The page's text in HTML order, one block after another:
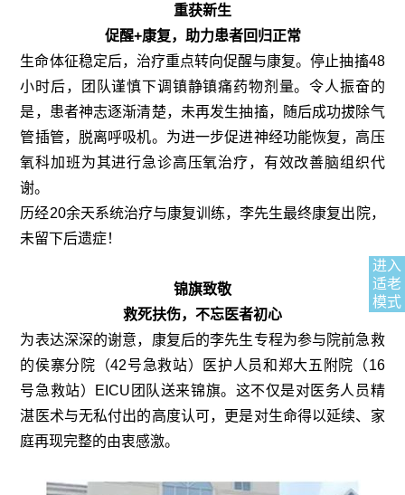
进入
适老
模式
重获新生
促醒+康复，助力患者回归正常
生命体征稳定后，治疗重点转向促醒与康复。停止抽搐48
小时后，团队谨慎下调镇静镇痛药物剂量。令人振奋的
是，患者神志逐渐清楚，未再发生抽搐，随后成功拔除气
管插管，脱离呼吸机。为进一步促进神经功能恢复，高压
氧科加班为其进行急诊高压氧治疗，有效改善脑组织代
谢。
历经20余天系统治疗与康复训练，李先生最终康复出院，
未留下后遗症！
锦旗致敬
救死扶伤，不忘医者初心
为表达深深的谢意，康复后的李先生专程为参与院前急救
的侯寨分院（42号急救站）医护人员和郑大五附院（16
号急救站）EICU团队送来锦旗。这不仅是对医务人员精
湛医术与无私付出的高度认可，更是对生命得以延续、家
庭再现完整的由衷感激。